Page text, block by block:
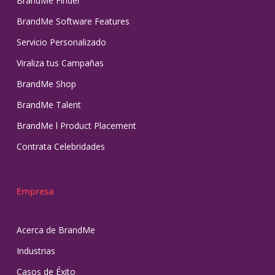
BrandMe Software Features
Servicio Personalizado
Viraliza tus Campañas
BrandMe Shop
BrandMe Talent
BrandMe l Product Placement
Contrata Celebridades
Empresa
Acerca de BrandMe
Industrias
Casos de Éxito